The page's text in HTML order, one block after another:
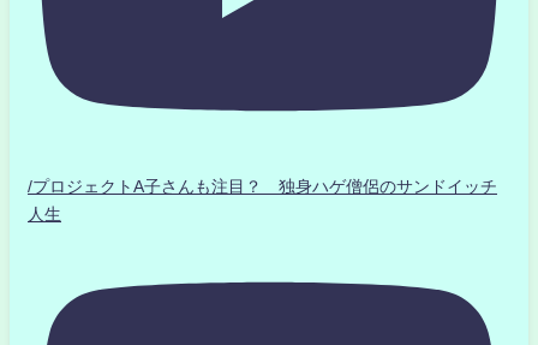
/プロジェクトA子さんも注目？ 独身ハゲ僧侶のサンドイッチ
人生